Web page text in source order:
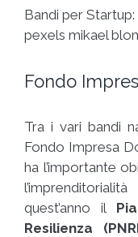
Bandi per
pexels mikael
Fondo
Tra i vari bandi
Fondo Impresa
ha l’importante
quest’anno il
Resilienza